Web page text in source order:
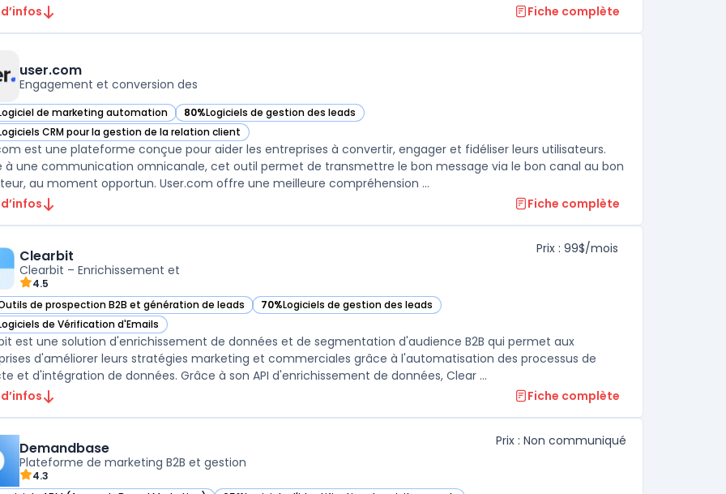
Fiche complète
user.com
Engagement et conversion des
de marketing automation
user.com dans cette catégorie 80%Logiciels de gestion des leads
— voir user.com dans cette catégorie
CRM pour la gestion de la relation client
user.com dans cette catégorie
est une plateforme conçue pour aider les entreprises à convertir, engager et fidéliser leurs utilisateurs.
à une communication omnicanale, cet outil permet de transmettre le bon message via le bon canal au bon
au moment opportun. User.com offre une meilleure compréhension ...
Fiche complète
Clearbit
Clearbit – Enrichissement et
4.5
Prix : 99$/mois
de prospection B2B et génération de leads
Clearbit dans cette catégorie 70%Logiciels de gestion des leads
— voir Clearbit dans cette catégorie
de Vérification d'Emails
Clearbit dans cette catégorie
est une solution d'enrichissement de données et de segmentation d'audience B2B qui permet aux
d'améliorer leurs stratégies marketing et commerciales grâce à l'automatisation des processus de
et d'intégration de données. Grâce à son API d'enrichissement de données, Clear ...
Fiche complète
Demandbase
Plateforme de marketing B2B et gestion
4.3
Prix : Non communiqué